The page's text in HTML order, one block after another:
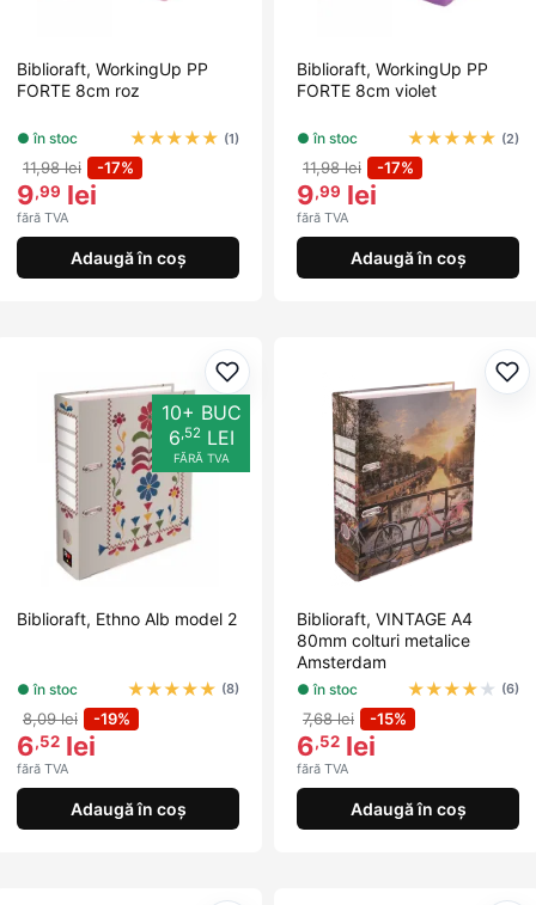
Biblioraft, WorkingUp PP
FORTE 8cm roz
● în stoc ★★★★★ (1)
11,98 lei -17%
9,99 lei
fără TVA
Adaugă în coș
Biblioraft, WorkingUp PP
FORTE 8cm violet
● în stoc ★★★★★ (2)
11,98 lei -17%
9,99 lei
fără TVA
Adaugă în coș
Adaugă la favorite
10+ BUC
6,52LEI
FĂRĂ TVA
Biblioraft, Ethno Alb model 2
● în stoc ★★★★★ (8)
8,09 lei -19%
6,52 lei
fără TVA
Adaugă în coș
Biblioraft, VINTAGE A4
80mm colturi metalice
Amsterdam
● în stoc ★★★★ ★ (6)
7,68 lei -15%
6,52 lei
fără TVA
Adaugă în coș